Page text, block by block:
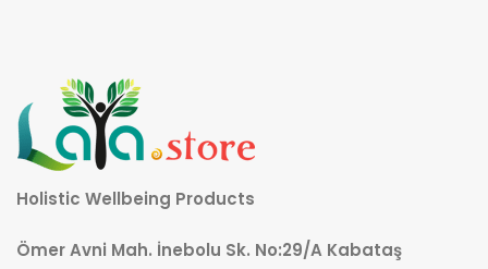
Holistic Wellbeing Products
Ömer Avni Mah. İnebolu Sk. No:29/A Kabataş